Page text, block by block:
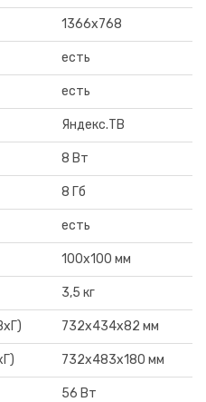
1366х768
есть
есть
Яндекс.ТВ
8 Вт
8 Гб
есть
100х100 мм
3,5 кг
732х434х82 мм
732x483x180 мм
56 Вт